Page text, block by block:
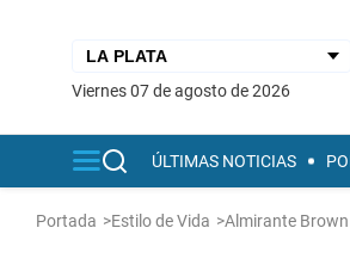
viernes 07 de agosto de 2026
ÚLTIMAS NOTICIAS
Portada >Estilo de Vida >Almirante Brown